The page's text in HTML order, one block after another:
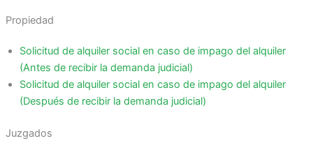
Propiedad
Solicitud de alquiler social en caso de impago del alquiler
(Antes de recibir la demanda judicial)
Solicitud de alquiler social en caso de impago del alquiler
(Después de recibir la demanda judicial)
Juzgados